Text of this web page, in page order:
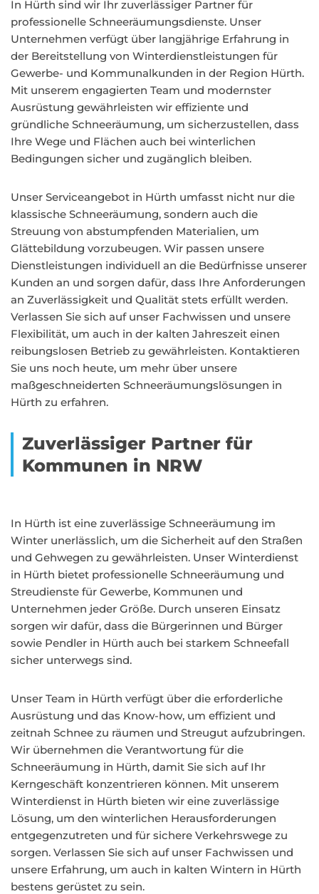
In Hürth sind wir Ihr zuverlässiger Partner für
professionelle Schneeräumungsdienste. Unser
Unternehmen verfügt über langjährige Erfahrung in
der Bereitstellung von Winterdienstleistungen für
Gewerbe- und Kommunalkunden in der Region Hürth.
Mit unserem engagierten Team und modernster
Ausrüstung gewährleisten wir effiziente und
gründliche Schneeräumung, um sicherzustellen, dass
Ihre Wege und Flächen auch bei winterlichen
Bedingungen sicher und zugänglich bleiben.
Unser Serviceangebot in Hürth umfasst nicht nur die
klassische Schneeräumung, sondern auch die
Streuung von abstumpfenden Materialien, um
Glättebildung vorzubeugen. Wir passen unsere
Dienstleistungen individuell an die Bedürfnisse unserer
Kunden an und sorgen dafür, dass Ihre Anforderungen
an Zuverlässigkeit und Qualität stets erfüllt werden.
Verlassen Sie sich auf unser Fachwissen und unsere
Flexibilität, um auch in der kalten Jahreszeit einen
reibungslosen Betrieb zu gewährleisten. Kontaktieren
Sie uns noch heute, um mehr über unsere
maßgeschneiderten Schneeräumungslösungen in
Hürth zu erfahren.
Zuverlässiger Partner für
Kommunen in NRW
In Hürth ist eine zuverlässige Schneeräumung im
Winter unerlässlich, um die Sicherheit auf den Straßen
und Gehwegen zu gewährleisten. Unser Winterdienst
in Hürth bietet professionelle Schneeräumung und
Streudienste für Gewerbe, Kommunen und
Unternehmen jeder Größe. Durch unseren Einsatz
sorgen wir dafür, dass die Bürgerinnen und Bürger
sowie Pendler in Hürth auch bei starkem Schneefall
sicher unterwegs sind.
Unser Team in Hürth verfügt über die erforderliche
Ausrüstung und das Know-how, um effizient und
zeitnah Schnee zu räumen und Streugut aufzubringen.
Wir übernehmen die Verantwortung für die
Schneeräumung in Hürth, damit Sie sich auf Ihr
Kerngeschäft konzentrieren können. Mit unserem
Winterdienst in Hürth bieten wir eine zuverlässige
Lösung, um den winterlichen Herausforderungen
entgegenzutreten und für sichere Verkehrswege zu
sorgen. Verlassen Sie sich auf unser Fachwissen und
unsere Erfahrung, um auch in kalten Wintern in Hürth
bestens gerüstet zu sein.